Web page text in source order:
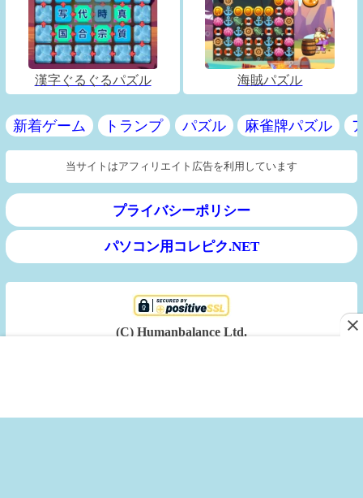
漢字ぐるぐるパズル 海賊パズル
新着ゲーム トランプ パズル 麻雀牌パズル
当サイトはアフィリエイト広告を利用しています
プライバシーポリシー
パソコン用コレピク.NET
(C) Humanbalance Ltd.